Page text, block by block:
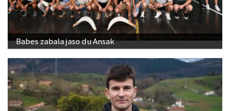
Babes zabala jaso du Ansak